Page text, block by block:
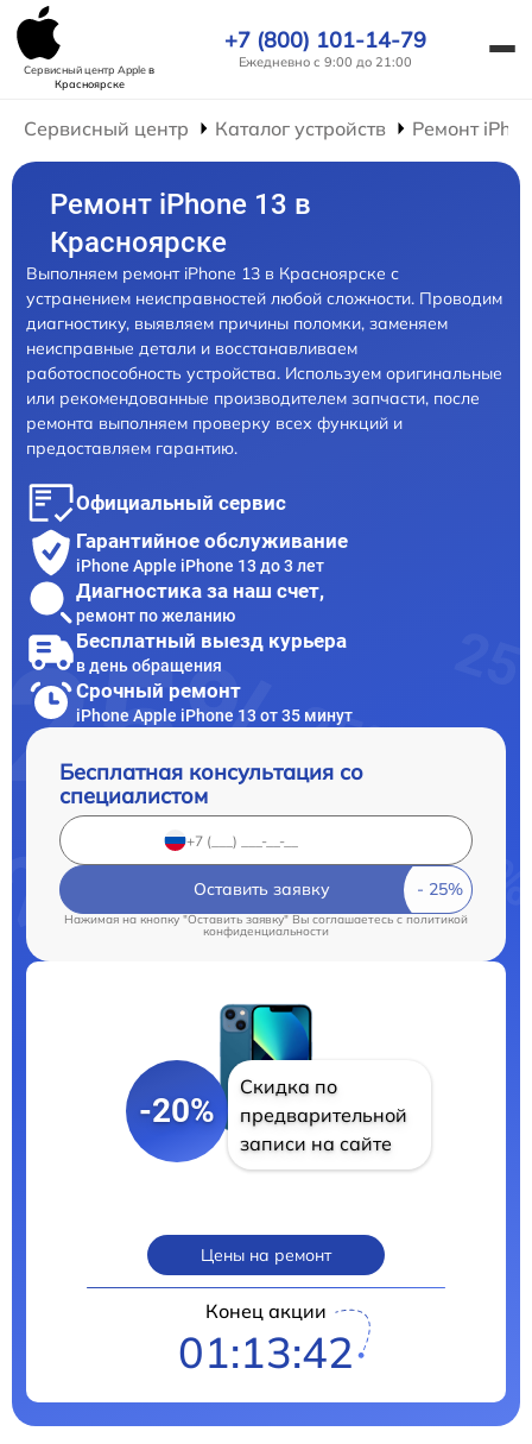
Сервисный центр Appleв
Красноярске
+7 (800) 101-14-79
Ежедневно с 9:00 до 21:00
Сервисный центр Каталог устройств Ремонт
Ремонт iPhone 13 в
Красноярске
Выполняем ремонт iPhone 13 в Красноярске с
устранением неисправностей любой сложности. Проводим
диагностику, выявляем причины поломки, заменяем
неисправные детали и восстанавливаем
работоспособность устройства. Используем оригинальные
или рекомендованные производителем запчасти, после
ремонта выполняем проверку всех функций и
предоставляем гарантию.
Официальный сервис
Гарантийное обслуживание
iPhone Apple iPhone 13 до 3 лет
Диагностика за наш счет,
ремонт по желанию
Бесплатный выезд курьера
в день обращения
Срочный ремонт
iPhone Apple iPhone 13 от 35 минут
Бесплатная консультация со
специалистом
Оставить заявку
Нажимая на кнопку "Оставить заявку" Вы соглашаетесь cполитикой
конфиденциальности
-20%
Скидка по
предварительной
записи на сайте
Цены на ремонт
Конец акции
01:13:41